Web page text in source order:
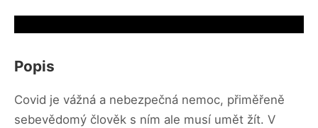
Popis
Covid je vážná a nebezpečná nemoc, přiměřeně
sebevědomý člověk s ním ale musí umět žít. V